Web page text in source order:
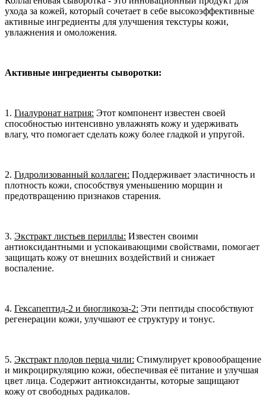
ухода за кожей, который сочетает в себе высокоэффективные
активные ингредиенты для улучшения текстуры кожи,
увлажнения и омоложения.
Активные ингредиенты сыворотки:
1. Гиалуронат натрия: Этот компонент известен своей
способностью интенсивно увлажнять кожу и удерживать
влагу, что помогает сделать кожу более гладкой и упругой.
2. Гидролизованный коллаген: Поддерживает эластичность и
плотность кожи, способствуя уменьшению морщин и
предотвращению признаков старения.
3. Экстракт листьев периллы: Известен своими
антиоксидантными и успокаивающими свойствами, помогает
защищать кожу от внешних воздействий и снижает
воспаление.
4. Гексапептид-2 и биогликоза-2: Эти пептиды способствуют
регенерации кожи, улучшают ее структуру и тонус.
5. Экстракт плодов перца чили: Стимулирует кровообращение
и микроциркуляцию кожи, обеспечивая её питание и улучшая
цвет лица. Содержит антиоксиданты, которые защищают
кожу от свободных радикалов.